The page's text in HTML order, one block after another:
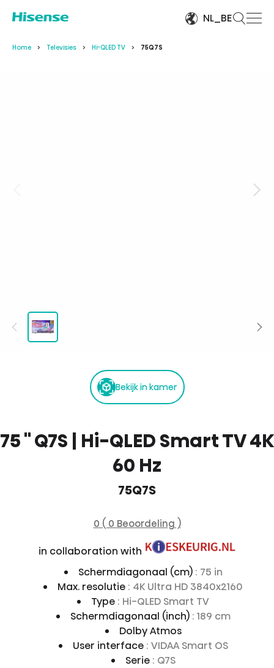
NL_BE
Home Televisies Hi-QLED TV 75Q7S
Bekijk in kamer
75 '' Q7S | Hi-QLED Smart TV 4K
60 Hz
75Q7S
0 ( 0 Beoordeling )
in collaboration with
Schermdiagonaal (cm) : 75 in
Max. resolutie : 4K Ultra HD 3840x2160
Type : Hi-QLED Smart TV
Schermdiagonaal (inch) : 189 cm
Dolby Atmos
User interface : VIDAA Smart OS
Serie : Q7S